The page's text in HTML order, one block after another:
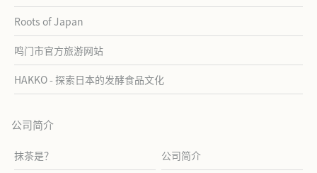
Roots of Japan
鸣门市官方旅游网站
HAKKO - 探索日本的发酵食品文化
公司简介
抹茶是？ 公司简介